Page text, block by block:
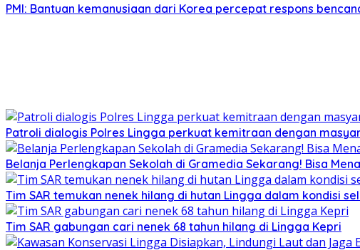
PMI: Bantuan kemanusiaan dari Korea percepat respons
Patroli dialogis Polres Lingga perkuat kemitraan dengan
Belanja Perlengkapan Sekolah di Gramedia Sekarang! Bisa
Tim SAR temukan nenek hilang di hutan Lingga dalam kondisi
Tim SAR gabungan cari nenek 68 tahun hilang di Lingga Kepri